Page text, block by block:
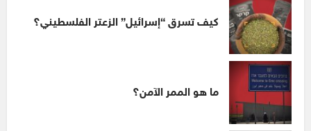
كيف تسرق “إسرائيل” الزعتر الفلسطيني؟
ما هو الممر الآمن؟